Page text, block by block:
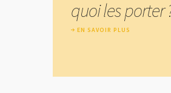
quoi les porter
EN SAVOIR PLUS